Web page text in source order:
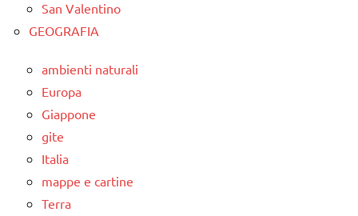
San Valentino
GEOGRAFIA
ambienti naturali
Europa
Giappone
gite
Italia
mappe e cartine
Terra